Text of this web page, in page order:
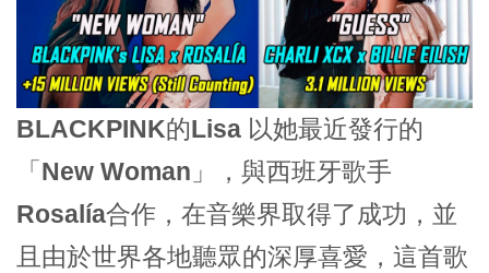
BLACKPINK的Lisa 以她最近發行的
「New Woman」
，與西班牙歌手
Rosalía合作，在音樂界取得了成功，並
且由於世界各地聽眾的深厚喜愛，這首歌